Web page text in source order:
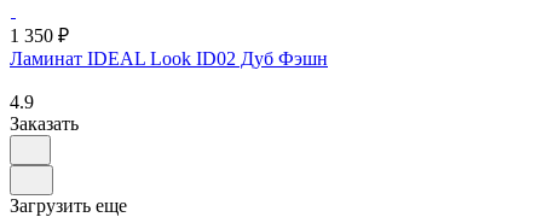
1 350 ₽
Ламинат IDEAL Look ID02 Дуб Фэшн
4.9
Заказать
Загрузить еще